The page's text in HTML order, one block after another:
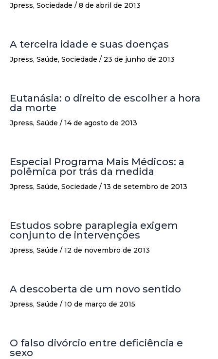
Jpress, Sociedade / 8 de abril de 2013
A terceira idade e suas doenças
Jpress, Saúde, Sociedade / 23 de junho de 2013
Eutanásia: o direito de escolher a hora
da morte
Jpress, Saúde / 14 de agosto de 2013
Especial Programa Mais Médicos: a
polêmica por trás da medida
Jpress, Saúde, Sociedade / 13 de setembro de 2013
Estudos sobre paraplegia exigem
conjunto de intervenções
Jpress, Saúde / 12 de novembro de 2013
A descoberta de um novo sentido
Jpress, Saúde / 10 de março de 2015
O falso divórcio entre deficiência e
sexo